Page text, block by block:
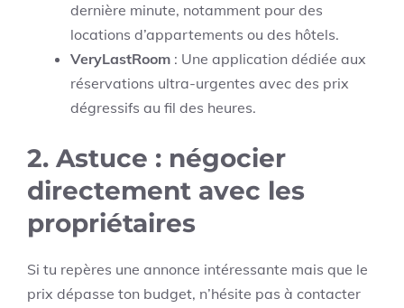
dernière minute, notamment pour des
locations d’appartements ou des hôtels.
VeryLastRoom : Une application dédiée aux
réservations ultra-urgentes avec des prix
dégressifs au fil des heures.
2. Astuce : négocier
directement avec les
propriétaires
Si tu repères une annonce intéressante mais que le
prix dépasse ton budget, n’hésite pas à contacter